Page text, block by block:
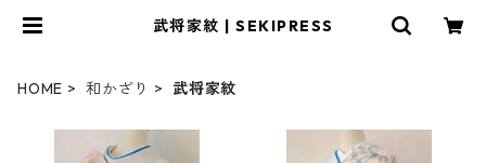
武将家紋 | SEKIPRESS
HOME 和かざり 武将家紋